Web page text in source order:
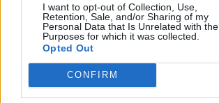
I want to opt-out of Collection, Use,
Retention, Sale, and/or Sharing of my
Personal Data that Is Unrelated with the
Purposes for which it was collected.
Opted Out
CONFIRM
Liget
Krónika
Bihari Napló
Erdélyi Napló
Főtér